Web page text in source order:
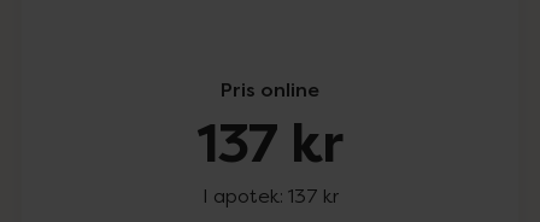
Pris online
137 kr
I apotek: 137 kr